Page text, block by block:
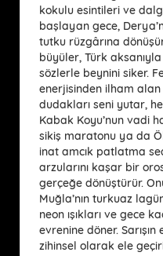
kokulu esintileri ve
başlayan gece,
tutku rüzgârına
büyüler, Türk aksanıyla
sözlerle beynini siker.
enerjisinden ilham
dudakları seni yutar,
Kabak Koyu’nun vadi
sikiş maratonu ya da
inat amcık patlatma
arzularını kaşar bir
gerçeğe dönüştürür.
Muğla’nın turkuaz
neon ışıkları ve gece
evrenine döner.
zihinsel olarak ele